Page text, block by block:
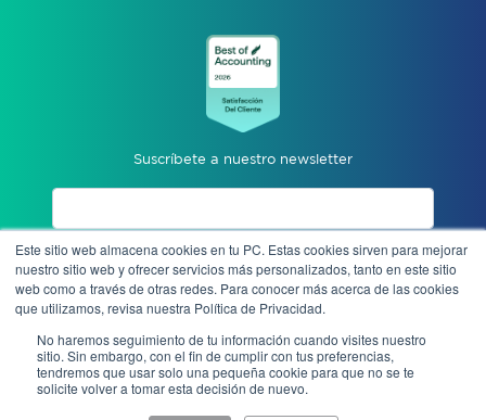
Este sitio web almacena cookies en tu PC. Estas cookies sirven para mejorar
nuestro sitio web y ofrecer servicios más personalizados, tanto en este sitio
web como a través de otras redes. Para conocer más acerca de las cookies
que utilizamos, revisa nuestra Política de Privacidad.
No haremos seguimiento de tu información cuando visites nuestro
sitio. Sin embargo, con el fin de cumplir con tus preferencias,
tendremos que usar solo una pequeña cookie para que no se te
solicite volver a tomar esta decisión de nuevo.
Suscríbete a nuestro newsletter
Enviar